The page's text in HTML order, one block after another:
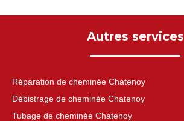
Autres services
Réparation de cheminée Chatenoy
Débistrage de cheminée Chatenoy
Tubage de cheminée Chatenoy